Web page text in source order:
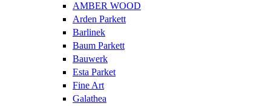
AMBER WOOD
Arden Parkett
Barlinek
Baum Parkett
Bauwerk
Esta Parket
Fine Art
Galathea